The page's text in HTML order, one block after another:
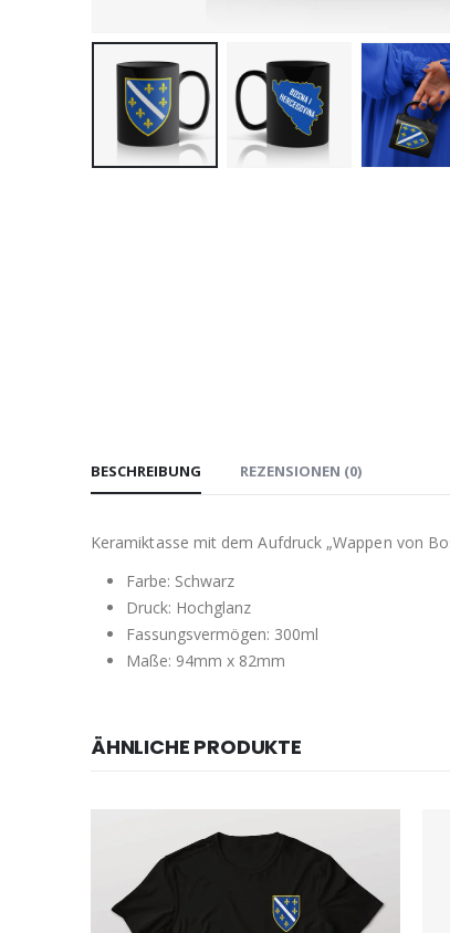
BESCHREIBUNG REZENSIONEN (0)
Keramiktasse mit dem Aufdruck „Wappen von
Farbe: Schwarz
Druck: Hochglanz
Fassungsvermögen: 300ml
Maße: 94mm x 82mm
ÄHNLICHE PRODUKTE